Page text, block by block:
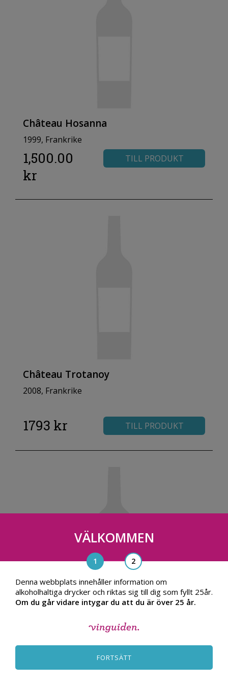
Château Hosanna
1999, Frankrike
1,500.00
kr
TILL PRODUKT
Château Trotanoy
2008, Frankrike
1793 kr TILL PRODUKT
Château Trotanoy
TILL PRODUKT
VÄLKOMMEN
Denna webbplats innehåller information om
alkoholhaltiga drycker och riktas sig till dig som fyllt 25år.
Om du går vidare intygar du att du är över 25 år.
FORTSÄTT